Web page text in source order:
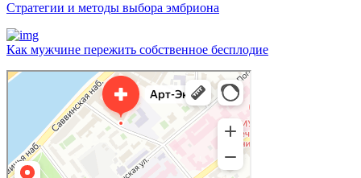
Стратегии и методы выбора эмбриона
Как мужчине пережить собственное бесплодие
Арт-Эко
Медцентр, клиника в Москве
Гинекологическая клиника в Москве